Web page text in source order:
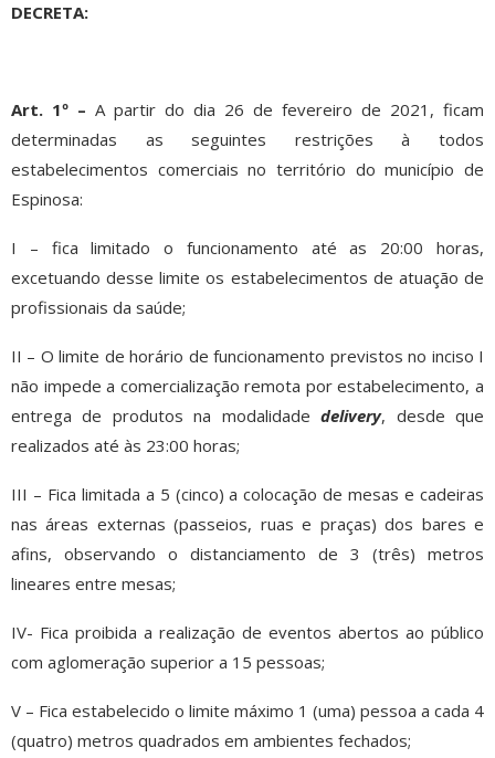
DECRETA:
Art. 1º – A partir do dia 26 de fevereiro de 2021, ficam
determinadas as seguintes restrições à todos
estabelecimentos comerciais no território do município de
Espinosa:
I – fica limitado o funcionamento até as 20:00 horas,
excetuando desse limite os estabelecimentos de atuação de
profissionais da saúde;
II – O limite de horário de funcionamento previstos no inciso I
não impede a comercialização remota por estabelecimento, a
entrega de produtos na modalidadedelivery, desde que
realizados até às 23:00 horas;
III – Fica limitada a 5 (cinco) a colocação de mesas e cadeiras
nas áreas externas (passeios, ruas e praças) dos bares e
afins, observando o distanciamento de 3 (três) metros
lineares entre mesas;
IV- Fica proibida a realização de eventos abertos ao público
com aglomeração superior a 15 pessoas;
V – Fica estabelecido o limite máximo 1 (uma) pessoa a cada 4
(quatro) metros quadrados em ambientes fechados;